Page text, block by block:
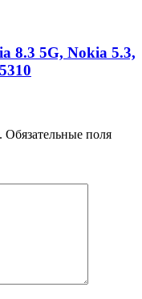
8.3 5G, Nokia 5.3,
Обязательные поля